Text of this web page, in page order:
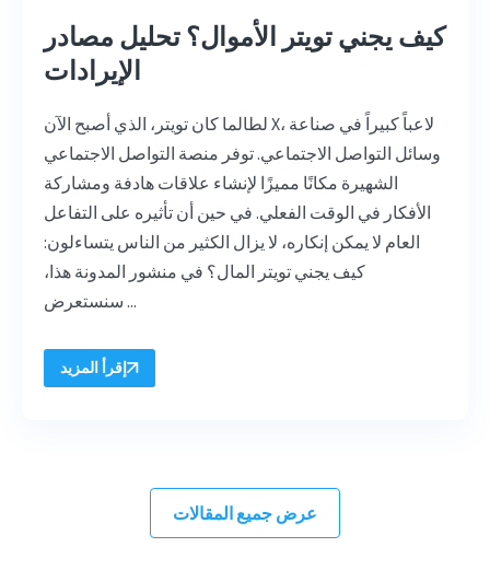
كيف يجني تويتر الأموال؟ تحليل مصادر
الإيرادات
لطالما كان تويتر، الذي أصبح الآن X، لاعباً كبيراً في صناعة
وسائل التواصل الاجتماعي. توفر منصة التواصل الاجتماعي
الشهيرة مكانًا مميزًا لإنشاء علاقات هادفة ومشاركة
الأفكار في الوقت الفعلي. في حين أن تأثيره على التفاعل
العام لا يمكن إنكاره، لا يزال الكثير من الناس يتساءلون:
كيف يجني تويتر المال؟ في منشور المدونة هذا،
سنستعرض ...
إقرأ المزيد
عرض جميع المقالات